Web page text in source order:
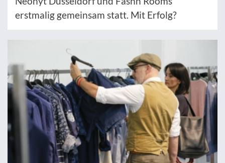
erstmalig gemeinsam statt. Mit Erfolg?